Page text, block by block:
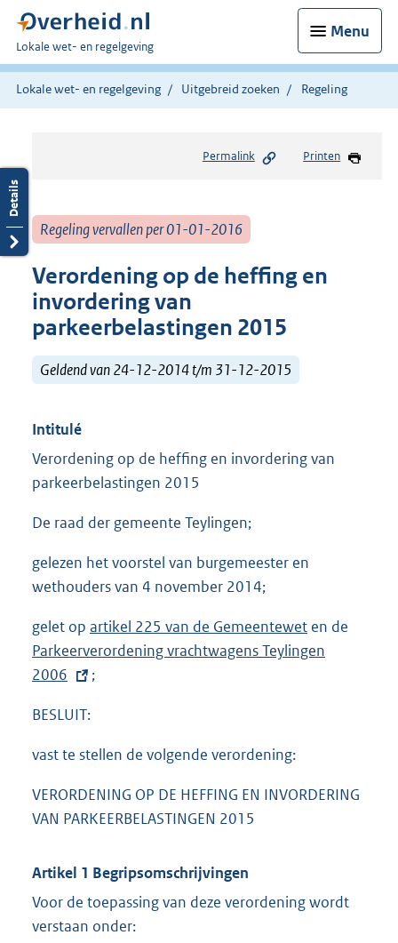
Menu
U
bent
hier:
Lokale wet- en regelgeving
Lokale wet- en regelgeving Uitgebreid zoeken Regeling
Permalink Printen
Regeling vervallen per 01-01-2016
Verordening op de heffing en
invordering van
parkeerbelastingen 2015
Geldend van 24-12-2014 t/m 31-12-2015
Intitulé
Verordening op de heffing en invordering van
parkeerbelastingen 2015
De raad der gemeente Teylingen;
gelezen het voorstel van burgemeester en
wethouders van 4 november 2014;
gelet op artikel 225 van de Gemeentewet en de
l
Parkeerverordening vrachtwagens Teylingen
2006
;
BESLUIT:
vast te stellen de volgende verordening:
VERORDENING OP DE HEFFING EN INVORDERING
VAN PARKEERBELASTINGEN 2015
Artikel 1 Begripsomschrijvingen
Voor de toepassing van deze verordening wordt
verstaan onder: